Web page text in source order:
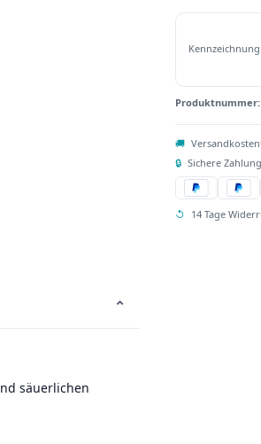
⌄
säuerlichen
Produktnummer:
🚚
🔒 Sichere
↺ 14 Tage